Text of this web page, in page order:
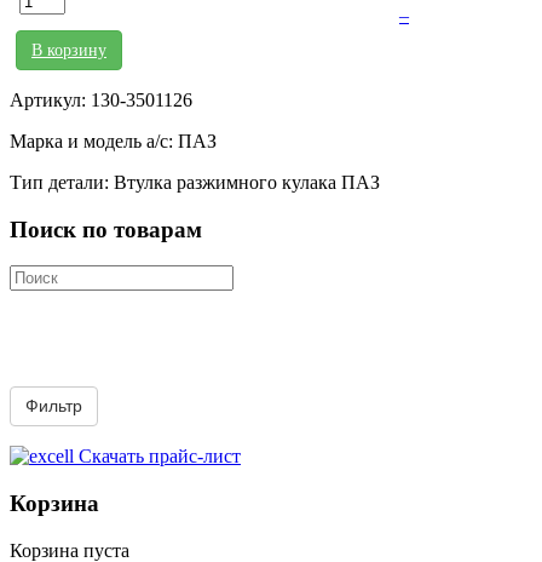
–
В корзину
Артикул: 130-3501126
Марка и модель а/с: ПАЗ
Тип детали: Втулка разжимного кулака ПАЗ
Поиск по товарам
Скачать прайс-лист
Корзина
Корзина пуста